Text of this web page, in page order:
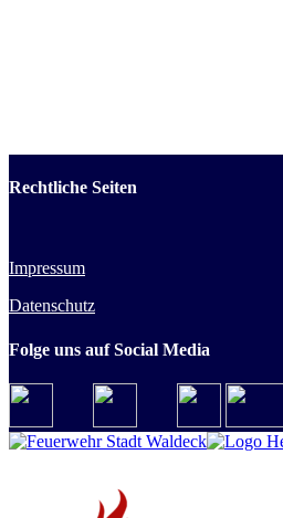
Rechtliche Seiten
Impressum
Datenschutz
Folge uns auf Social Media